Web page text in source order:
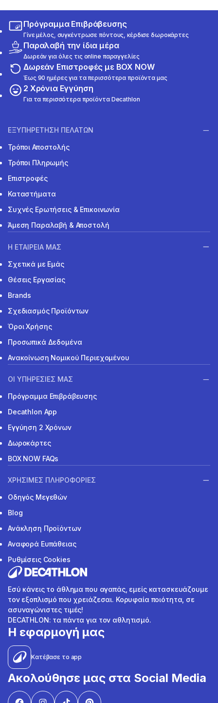
Πρόγραμμα Επιβράβευσης
Γίνε μέλος, συγκέντρωσε πόντους, κέρδισε δωροκάρτες
Παραλαβή την ίδια μέρα
Δωρεάν για όλες τις online παραγγελίες
Δωρεάν Επιστροφές με BOX NOW
Έως 90 ημέρες για τα περισσότερα προϊόντα μας
2 Χρόνια Εγγύηση
Για τα περισσότερα προϊόντα Decathlon
ΕΞΥΠΗΡΕΤΗΣΗ ΠΕΛΑΤΩΝ
Τρόποι Αποστολής
Τρόποι Πληρωμής
Επιστροφές
Καταστήματα
Συχνές Ερωτήσεις & Επικοινωνία
Άμεση Παραλαβή & Αποστολή
Η ΕΤΑΙΡΕΙΑ ΜΑΣ
Σχετικά με Εμάς
Θέσεις Εργασίας
Brands
Σχεδιασμός Προϊόντων
Όροι Χρήσης
Προσωπικά Δεδομένα
Ανακοίνωση Νομικού Περιεχομένου
ΟΙ ΥΠΗΡΕΣΙΕΣ ΜΑΣ
Πρόγραμμα Επιβράβευσης
Decathlon App
Εγγύηση 2 Χρόνων
Δωροκάρτες
BOX NOW FAQs
ΧΡΗΣΙΜΕΣ ΠΛΗΡΟΦΟΡΙΕΣ
Οδηγός Μεγεθών
Blog
Ανάκληση Προϊόντων
Αναφορά Ευπάθειας
Ρυθμίσεις Cookies
Εσύ κάνεις το άθλημα που αγαπάς, εμείς κατασκευάζουμε
τον εξοπλισμό που χρειάζεσαι. Κορυφαία ποιότητα, σε
ασυναγώνιστες τιμές!
DECATHLON: τα πάντα για τον αθλητισμό.
Η εφαρμογή μας
Κατέβασε το app
Ακολούθησε μας στα Social Media